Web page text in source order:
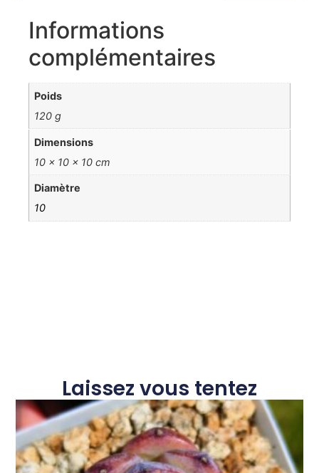
Informations
complémentaires
Poids
120 g
Dimensions
10 × 10 × 10 cm
Diamètre
10
Laissez vous tentez